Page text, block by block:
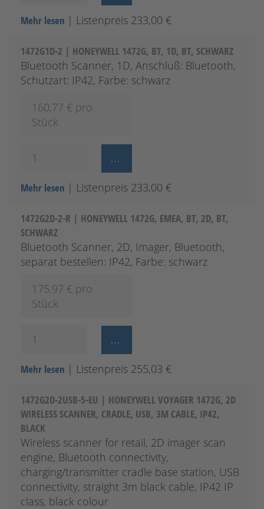
Mehr lesen | Listenpreis 233,00 €
1472G1D-2 | HONEYWELL 1472G, BT, 1D, BT, SCHWARZ
Bluetooth Scanner, 1D, Anschluß: Bluetooth,
Schutzart: IP42, Farbe: schwarz
160,77 € pro
Stück
Mehr lesen | Listenpreis 233,00 €
1472G2D-2-R | HONEYWELL 1472G, EMEA, BT, 2D, BT,
SCHWARZ
Bluetooth Scanner, 2D, Imager, Bluetooth,
separat bestellen: IP42, Farbe: schwarz
175,97 € pro
Stück
Mehr lesen | Listenpreis 255,03 €
1472G2D-2USB-5-EU | HONEYWELL VOYAGER 1472G, 2D
WIRELESS SCANNER, CRADLE, USB, 3M CABLE, IP42,
BLACK
Wireless scanner for retail, 2D imager scan
engine, Bluetooth connectivity,
charging/transmitter cradle base station, USB
connectivity, straight 3m black cable, IP42 IP
class, black colour